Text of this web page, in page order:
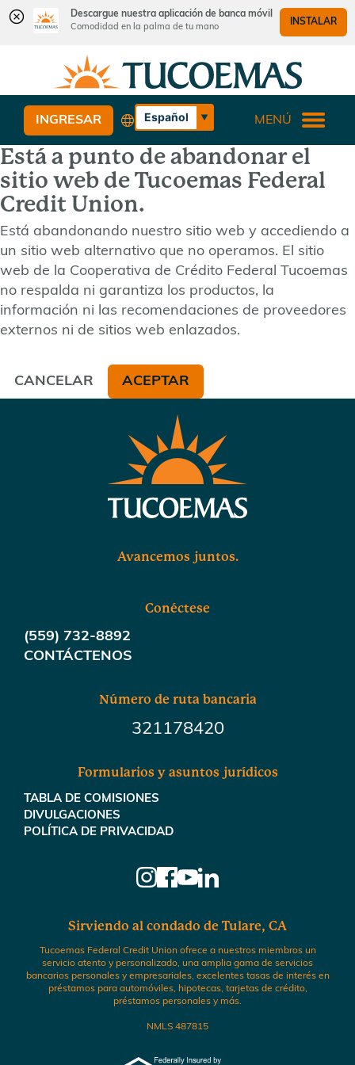
Descargue nuestra aplicación de banca móvil
Comodidad en la palma de tu mano
INSTALAR
contenido
inicio
sesión
de
banca
web
¿Qué
podemos
ayudarle
a
encontrar?
Español
English
INGRESAR MENÚ
Está a punto de abandonar el
sitio web de Tucoemas Federal
Credit Union.
Está abandonando nuestro sitio web y accediendo a
un sitio web alternativo que no operamos. El sitio
web de la Cooperativa de Crédito Federal Tucoemas
no respalda ni garantiza los productos, la
información ni las recomendaciones de proveedores
externos ni de sitios web enlazados.
CANCELAR ACEPTAR
Avancemos juntos.
Conéctese
(559) 732-8892
CONTÁCTENOS
Número de ruta bancaria
321178420
Formularios y asuntos jurídicos
TABLA DE COMISIONES
DIVULGACIONES
POLÍTICA DE PRIVACIDAD
Sirviendo al condado de Tulare, CA
Tucoemas Federal Credit Union ofrece a nuestros miembros un
servicio atento y personalizado, una amplia gama de servicios
bancarios personales y empresariales, excelentes tasas de interés en
préstamos para automóviles, hipotecas, tarjetas de crédito,
préstamos personales y más.
NMLS 487815